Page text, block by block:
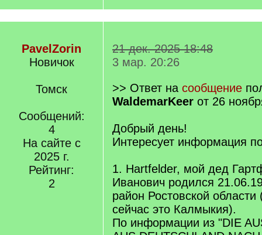
PavelZorin
Новичок
Томск
Сообщений:
4
На сайте с
2025 г.
Рейтинг:
2
21 дек. 2025 18:48
3 мар. 20:26
>> Ответ на сообщение
WaldemarKeer от 26
Добрый день!
Интересует информация
1. Hartfelder, мой дед
Иванович родился
район Ростовской
сейчас это Калмыкия).
По информации из "DIE